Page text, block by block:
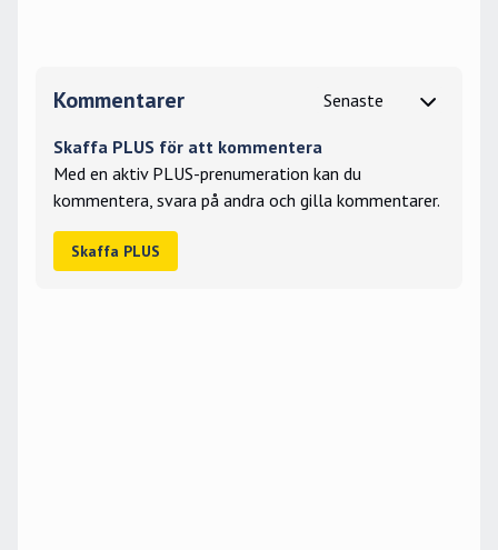
Kommentarer
Skaffa PLUS för att kommentera
Med en aktiv PLUS-prenumeration kan du
kommentera, svara på andra och gilla kommentarer.
Skaffa PLUS